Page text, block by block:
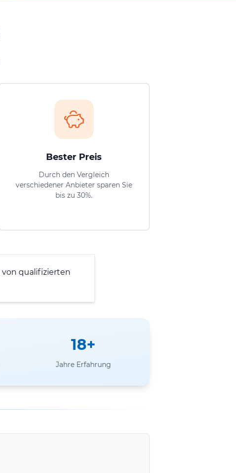
Bester Preis
Durch den Vergleich
verschiedener Anbieter sparen Sie
bis zu 30%.
von qualifizierten
18+
Jahre Erfahrung